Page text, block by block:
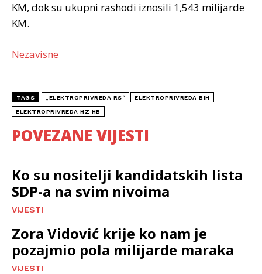
KM, dok su ukupni rashodi iznosili 1,543 milijarde
KM.
Nezavisne
TAGS „ELEKTROPRIVREDA RS“ ELEKTROPRIVREDA BIH
ELEKTROPRIVREDA HZ HB
POVEZANE VIJESTI
Ko su nositelji kandidatskih lista
SDP-a na svim nivoima
VIJESTI
Zora Vidović krije ko nam je
pozajmio pola milijarde maraka
VIJESTI